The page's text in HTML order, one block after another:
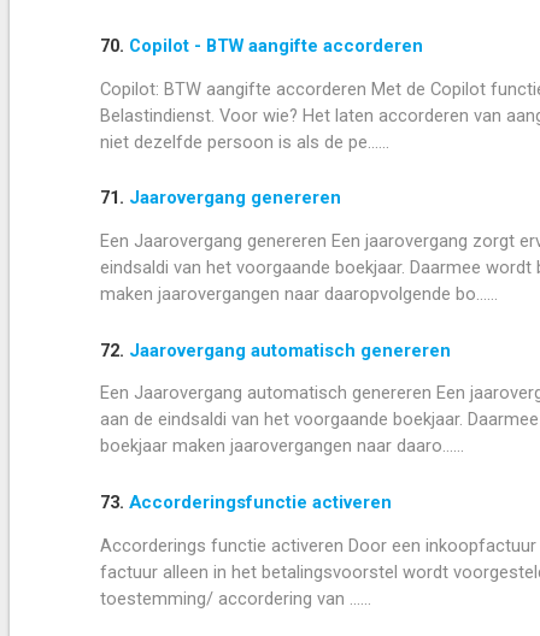
70. Copilot - BTW aangifte accorderen
Copilot: BTW aangifte accorderen Met de Copilot
Belastindienst. Voor wie? Het laten accorderen van
niet dezelfde persoon is als de pe......
71. Jaarovergang genereren
Een Jaarovergang genereren Een jaarovergang zorgt
eindsaldi van het voorgaande boekjaar. Daarmee
maken jaarovergangen naar daaropvolgende bo......
72. Jaarovergang automatisch genereren
Een Jaarovergang automatisch genereren Een
aan de eindsaldi van het voorgaande boekjaar.
boekjaar maken jaarovergangen naar daaro......
73. Accorderingsfunctie activeren
Accorderings functie activeren Door een
factuur alleen in het betalingsvoorstel wordt
toestemming/ accordering van ......